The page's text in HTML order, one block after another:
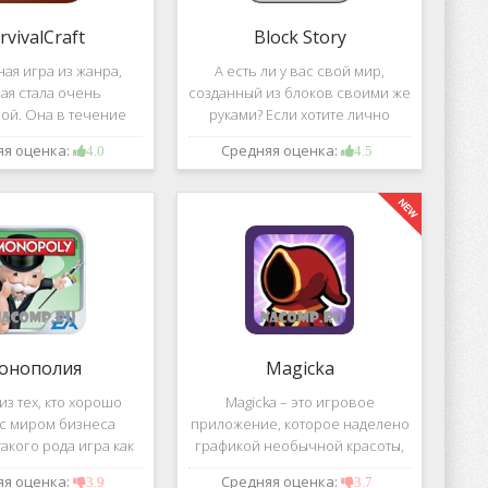
игра из жанра,
стала очень
Она в течение
временного
попала в список
качество графики,
оценка: 4.0
Block Story
А есть ли у вас свой мир,
созданный из блоков своими же
руками? Если хотите лично
воздвигнуть для себя такой мир,
тогда игра, которая называется
Средняя оценка: 4.5
тех, кто хорошо
миром бизнеса
рода игра как
настольная игра
оценка: 3.9
Magicka
Magicka – это игровое
приложение, которое наделено
графикой необычной красоты,
все персонажи в нем весьма
Средняя оценка: 3.7